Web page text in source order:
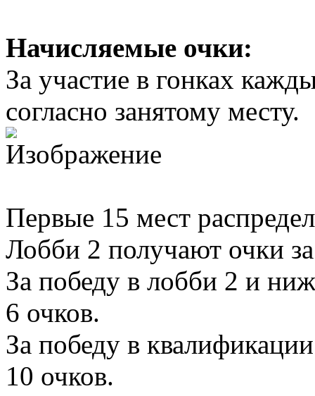
Начисляемые очки:
За участие в гонках
согласно занятому месту.
Первые 15 мест
Лобби 2 получают очки
За победу в лобби 2 и
6 очков.
За победу в
10 очков.